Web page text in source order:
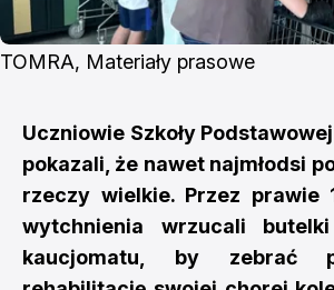
TOMRA, Materiały prasowe
Uczniowie Szkoły
pokazali, że nawet najmłodsi
rzeczy wielkie. Przez prawie
wytchnienia wrzucali
kaucjomatu, by zebrać